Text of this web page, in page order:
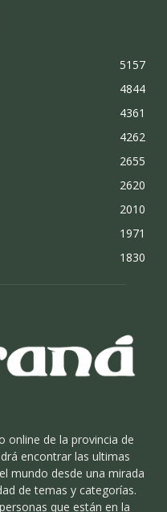
5157
4844
4361
4262
2655
2620
2010
1971
1830
online de la provincia de
encontrar las ultimas
mundo desde una mirada
de temas y categorías.
que están en la